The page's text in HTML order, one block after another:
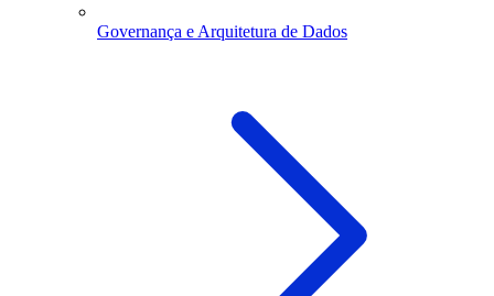
Governança e Arquitetura de Dados